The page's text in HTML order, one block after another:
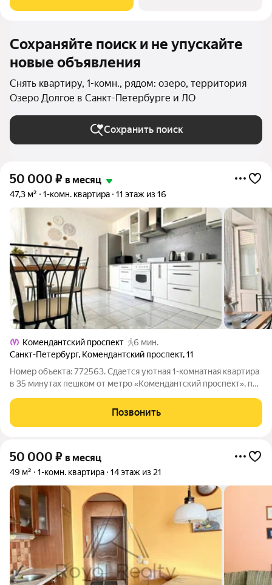
2,8 метра. В подъезде работает
Сохраняйте поиск и не упускайте
новые объявления
Снять квартиру, 1-комн., рядом: озеро, территория
Озеро Долгое в Санкт-Петербурге и ЛО
Сохранить поиск
50 000 ₽ в месяц
47,3 м² 1-комн. квартира 11 этаж из 16
Комендантский проспект
6 мин.
Санкт-Петербург, Комендантский проспект,11
Номер объекта: 772563. Сдается уютная 1-комнатная квартира
в 35 минутах пешком от метро «Комендантский проспект», по
Квартира расположена в кирпичном доме на 11 этаже с
закрытым тамбуром, что
Позвонить
50 000 ₽ в месяц
49 м² 1-комн. квартира 14 этаж из 21